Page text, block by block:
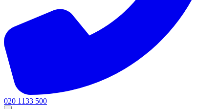
020 1133 500